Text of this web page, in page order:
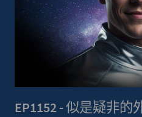
EP1152 - 似是疑非的